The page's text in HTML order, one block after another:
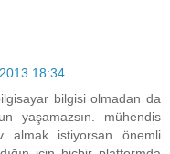
18:34
bilgisi olmadan da
yaşamazsın. mühendis
almak istiyorsan önemli